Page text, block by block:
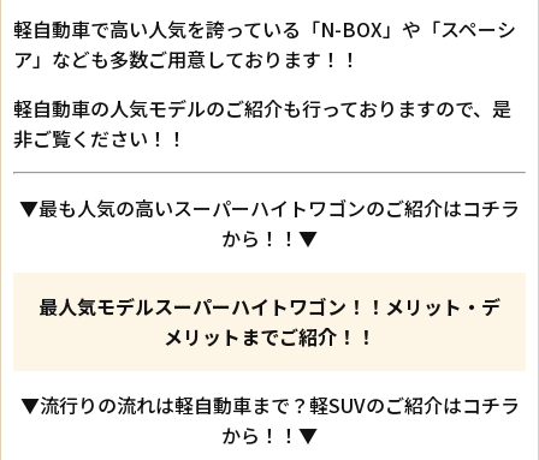
軽自動車で高い人気を誇っている「N-BOX」や「スペーシ
ア」なども多数ご用意しております！！
軽自動車の人気モデルのご紹介も行っておりますので、是
非ご覧ください！！
▼最も人気の高いスーパーハイトワゴンのご紹介はコチラ
から！！▼
最人気モデルスーパーハイトワゴン！！メリット・デ
メリットまでご紹介！！
▼流行りの流れは軽自動車まで？軽SUVのご紹介はコチラ
から！！▼